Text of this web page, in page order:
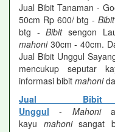
Jual Bibit Tanaman -
50cm Rp 600/ btg - Bibit
btg -Bibitsengon
mahoni30cm - 40cm.
Jual Bibit Unggul
mencukup seputar
informasi bibit mahoni
Jual Bibit
Unggul - Mahoni
kayu mahonisangat